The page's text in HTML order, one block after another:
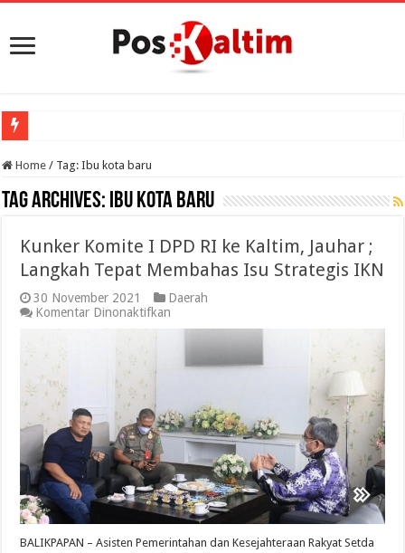
Home / Tag:Ibu kota baru
Tag Archives: Ibu kota baru
Kunker Komite I DPD RI ke Kaltim, Jauhar ;
Langkah Tepat Membahas Isu Strategis IKN
30 November 2021
Daerah
Komentar Dinonaktifkan
Kunker
DPD
Kaltim,
Jauhar
;
Langkah
Tepat
Membahas
Isu
Strategis
IKN
BALIKPAPAN – Asisten Pemerintahan dan Kesejahteraan Rakyat Setda